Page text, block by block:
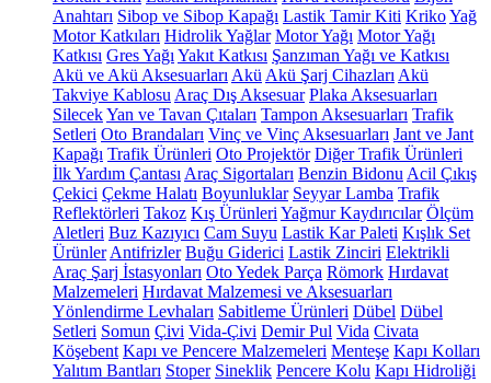
Anahtarı Sibop ve Sibop Kapağı Lastik Tamir Kiti KrikoYağ
Motor Katkıları Hidrolik Yağlar Motor Yağı Motor Yağı
Katkısı Gres Yağı Yakıt Katkısı Şanzıman Yağı ve Katkısı
Akü ve Akü Aksesuarları Akü Akü Şarj Cihazları Akü
Takviye Kablosu Araç Dış Aksesuar Plaka Aksesuarları
SilecekYan ve Tavan Çıtaları Tampon Aksesuarları Trafik
Setleri Oto Brandaları Vinç ve Vinç Aksesuarları Jant ve Jant
Kapağı Trafik Ürünleri Oto Projektör Diğer Trafik Ürünleri
İlk Yardım Çantası Araç Sigortaları Benzin Bidonu Acil Çıkış
Çekici Çekme Halatı Boyunluklar Seyyar Lamba Trafik
Reflektörleri Takoz Kış Ürünleri Yağmur Kaydırıcılar Ölçüm
Aletleri Buz Kazıyıcı Cam Suyu Lastik Kar Paleti Kışlık Set
Ürünler Antifrizler Buğu Giderici Lastik Zinciri Elektrikli
Araç Şarj İstasyonları Oto Yedek Parça Römork Hırdavat
Malzemeleri Hırdavat Malzemesi ve Aksesuarları
Yönlendirme Levhaları Sabitleme Ürünleri Dübel Dübel
Setleri Somun Çivi Vida-Çivi Demir Pul Vida Civata
Köşebent Kapı ve Pencere Malzemeleri Menteşe Kapı Kolları
Yalıtım Bantları Stoper Sineklik Pencere Kolu Kapı Hidroliği